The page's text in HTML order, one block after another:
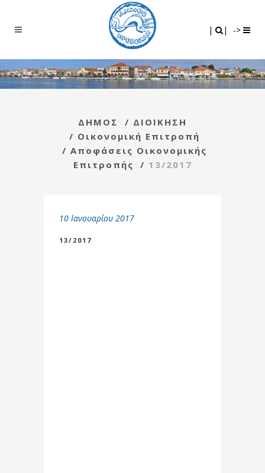
| | ->
ΔΗΜΟΣ / ΔΙΟΙΚΗΣΗ
/ Οικονομική Επιτροπή
/ Αποφάσεις Οικονομικής
Επιτροπής
/ 13/2017
10 Ιανουαρίου 2017
13/2017